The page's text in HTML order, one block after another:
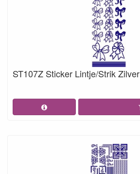
ST107Z Sticker Lintje/Strik Zilver